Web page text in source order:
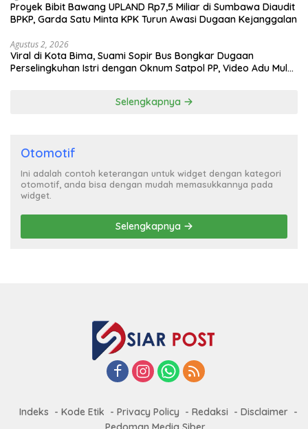
Proyek Bibit Bawang UPLAND Rp7,5 Miliar di Sumbawa Diaudit
BPKP, Garda Satu Minta KPK Turun Awasi Dugaan Kejanggalan
Agustus 2, 2026
Viral di Kota Bima, Suami Sopir Bus Bongkar Dugaan
Perselingkuhan Istri dengan Oknum Satpol PP, Video Adu Mulut
Selengkapnya
Otomotif
Ini adalah contoh keterangan untuk widget dengan kategori
otomotif, anda bisa dengan mudah memasukkannya pada
widget.
Selengkapnya
Indeks Kode Etik Privacy Policy Redaksi
Disclaimer